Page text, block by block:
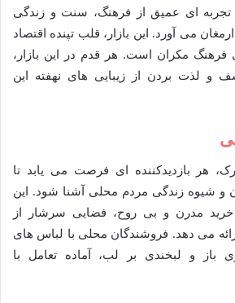
ای عمیق از فرهنگ، سنت و زندگی
می آورد. این بازار، قلب تپنده اقتصاد
فرهنگ مکران است. هر قدم در این بازار،
و لذت بردن از زیبایی های نهفته این
هر بازدیدکننده ای فرصت می یابد تا
و شیوه زندگی مردم محلی آشنا شود. این
خرید مدرن و بی روح، فضایی سرشار از
می دهد. فروشندگان محلی با لباس های
باز و لبخندی بر لب، آماده تعامل با